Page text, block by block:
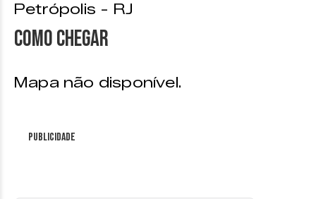
Petrópolis - RJ
Como chegar
Mapa não disponível.
Publicidade